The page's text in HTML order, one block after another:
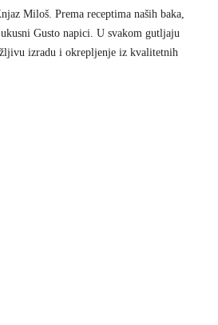
Miloš. Prema receptima naših baka,
Gusto napici. U svakom gutljaju
izradu i okrepljenje iz kvalitetnih